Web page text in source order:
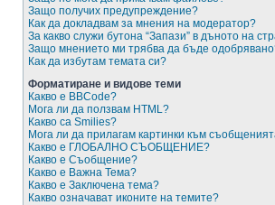
Защо получих предупреждение?
Как да докладвам за мнения на модератор?
За какво служи бутона “Запази” в дъното на
Защо мнението ми трябва да бъде
Как да избутам темата си?
Форматиране и видове теми
Какво е BBCode?
Мога ли да ползвам HTML?
Какво са Smilies?
Мога ли да прилагам картинки към
Какво е ГЛОБАЛНО СЪОБЩЕНИЕ?
Какво е Съобщение?
Какво е Важна Тема?
Какво е Заключена тема?
Какво означават иконите на темите?